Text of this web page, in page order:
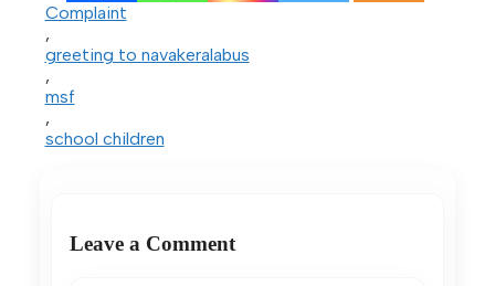
Complaint
,
greeting to navakeralabus
,
msf
,
school children
Leave a Comment